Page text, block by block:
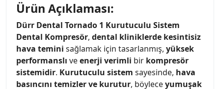
Ürün Açıklaması:
Dürr Dental Tornado 1 Kurutuculu Sistem
Dental Kompresör, dental kliniklerde kesintisiz
hava temini sağlamak için tasarlanmış, yüksek
performanslı veenerji verimli bir kompresör
sistemidir. Kurutuculu sistem sayesinde, hava
basıncını temizler ve kurutur, böyleceyumuşak